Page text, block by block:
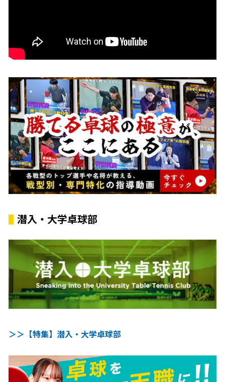
潜入・大学卓球部
＞＞【特集】潜入・大学卓球部